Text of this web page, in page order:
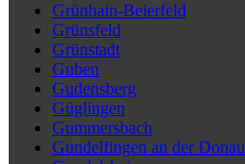
Grünhain-Beierfeld
Grünsfeld
Grünstadt
Guben
Gudensberg
Güglingen
Gummersbach
Gundelfingen an der Donau